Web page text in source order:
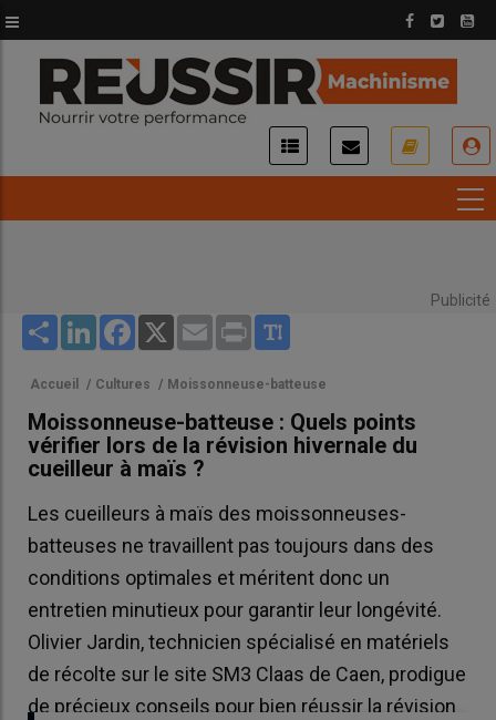
au
contenu
principal
Publicité
Share LinkedInFacebook
X Email Print
Accueil / Cultures / Moissonneuse-batteuse
Moissonneuse-batteuse : Quels points
vérifier lors de la révision hivernale du
cueilleur à maïs ?
Les cueilleurs à maïs des moissonneuses-
batteuses ne travaillent pas toujours dans des
conditions optimales et méritent donc un
entretien minutieux pour garantir leur longévité.
Olivier Jardin, technicien spécialisé en matériels
de récolte sur le site SM3 Claas de Caen, prodigue
de précieux conseils pour bien réussir la révision